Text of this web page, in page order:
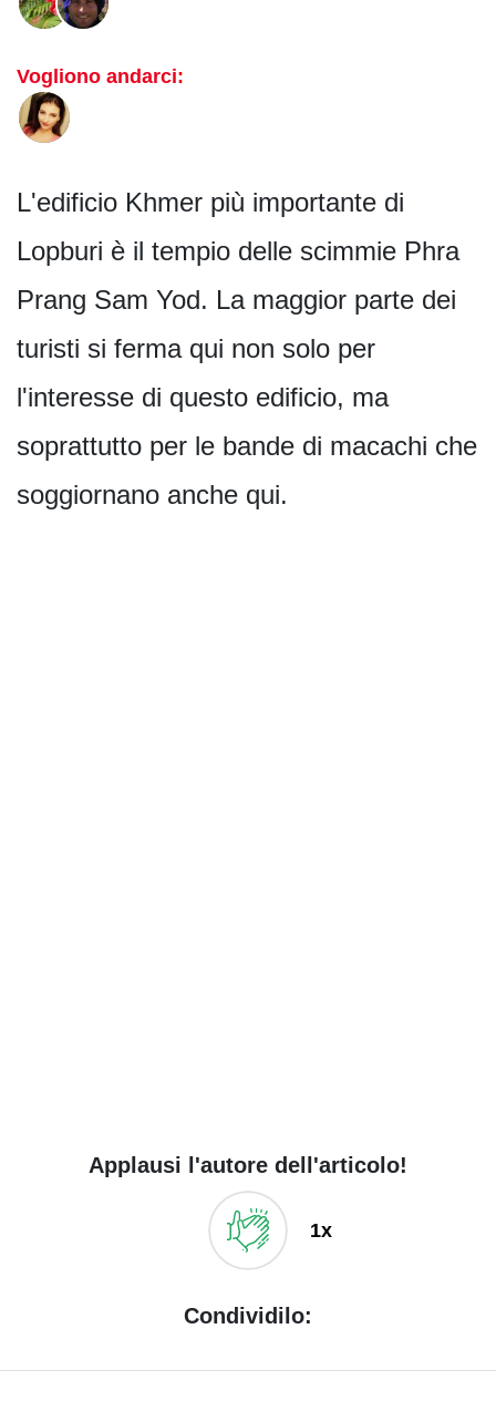
Vogliono andarci:
L'edificio Khmer più importante di
Lopburi è il tempio delle scimmie Phra
Prang Sam Yod. La maggior parte dei
turisti si ferma qui non solo per
l'interesse di questo edificio, ma
soprattutto per le bande di macachi che
soggiornano anche qui.
Applausi l'autore dell'articolo!
1x
Condividilo: